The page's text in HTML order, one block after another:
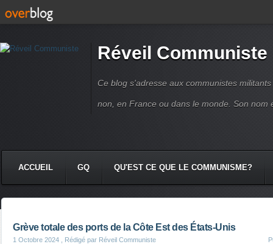
Réveil Communiste
Ce blog s'adresse aux communistes
non, en France ou dans le monde. Son nom
ACCUEIL GQ QU'EST CE QUE LE COMMUNISME?
Grève totale des ports de la Côte Est des États-Unis
1 Octobre 2024 , Rédigé par Réveil Communiste